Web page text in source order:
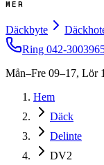
MER
Däckbyte
Ring 042-
Mån–Fre 09–17, Lör
Hem
Däck
Delinte
DV2